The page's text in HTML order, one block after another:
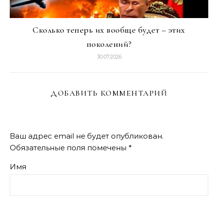
Сколько теперь их вообще будет – этих
поколений?
30.07.2026
ДОБАВИТЬ КОММЕНТАРИЙ
Ваш адрес email не будет опубликован.
Обязательные поля помечены *
Имя